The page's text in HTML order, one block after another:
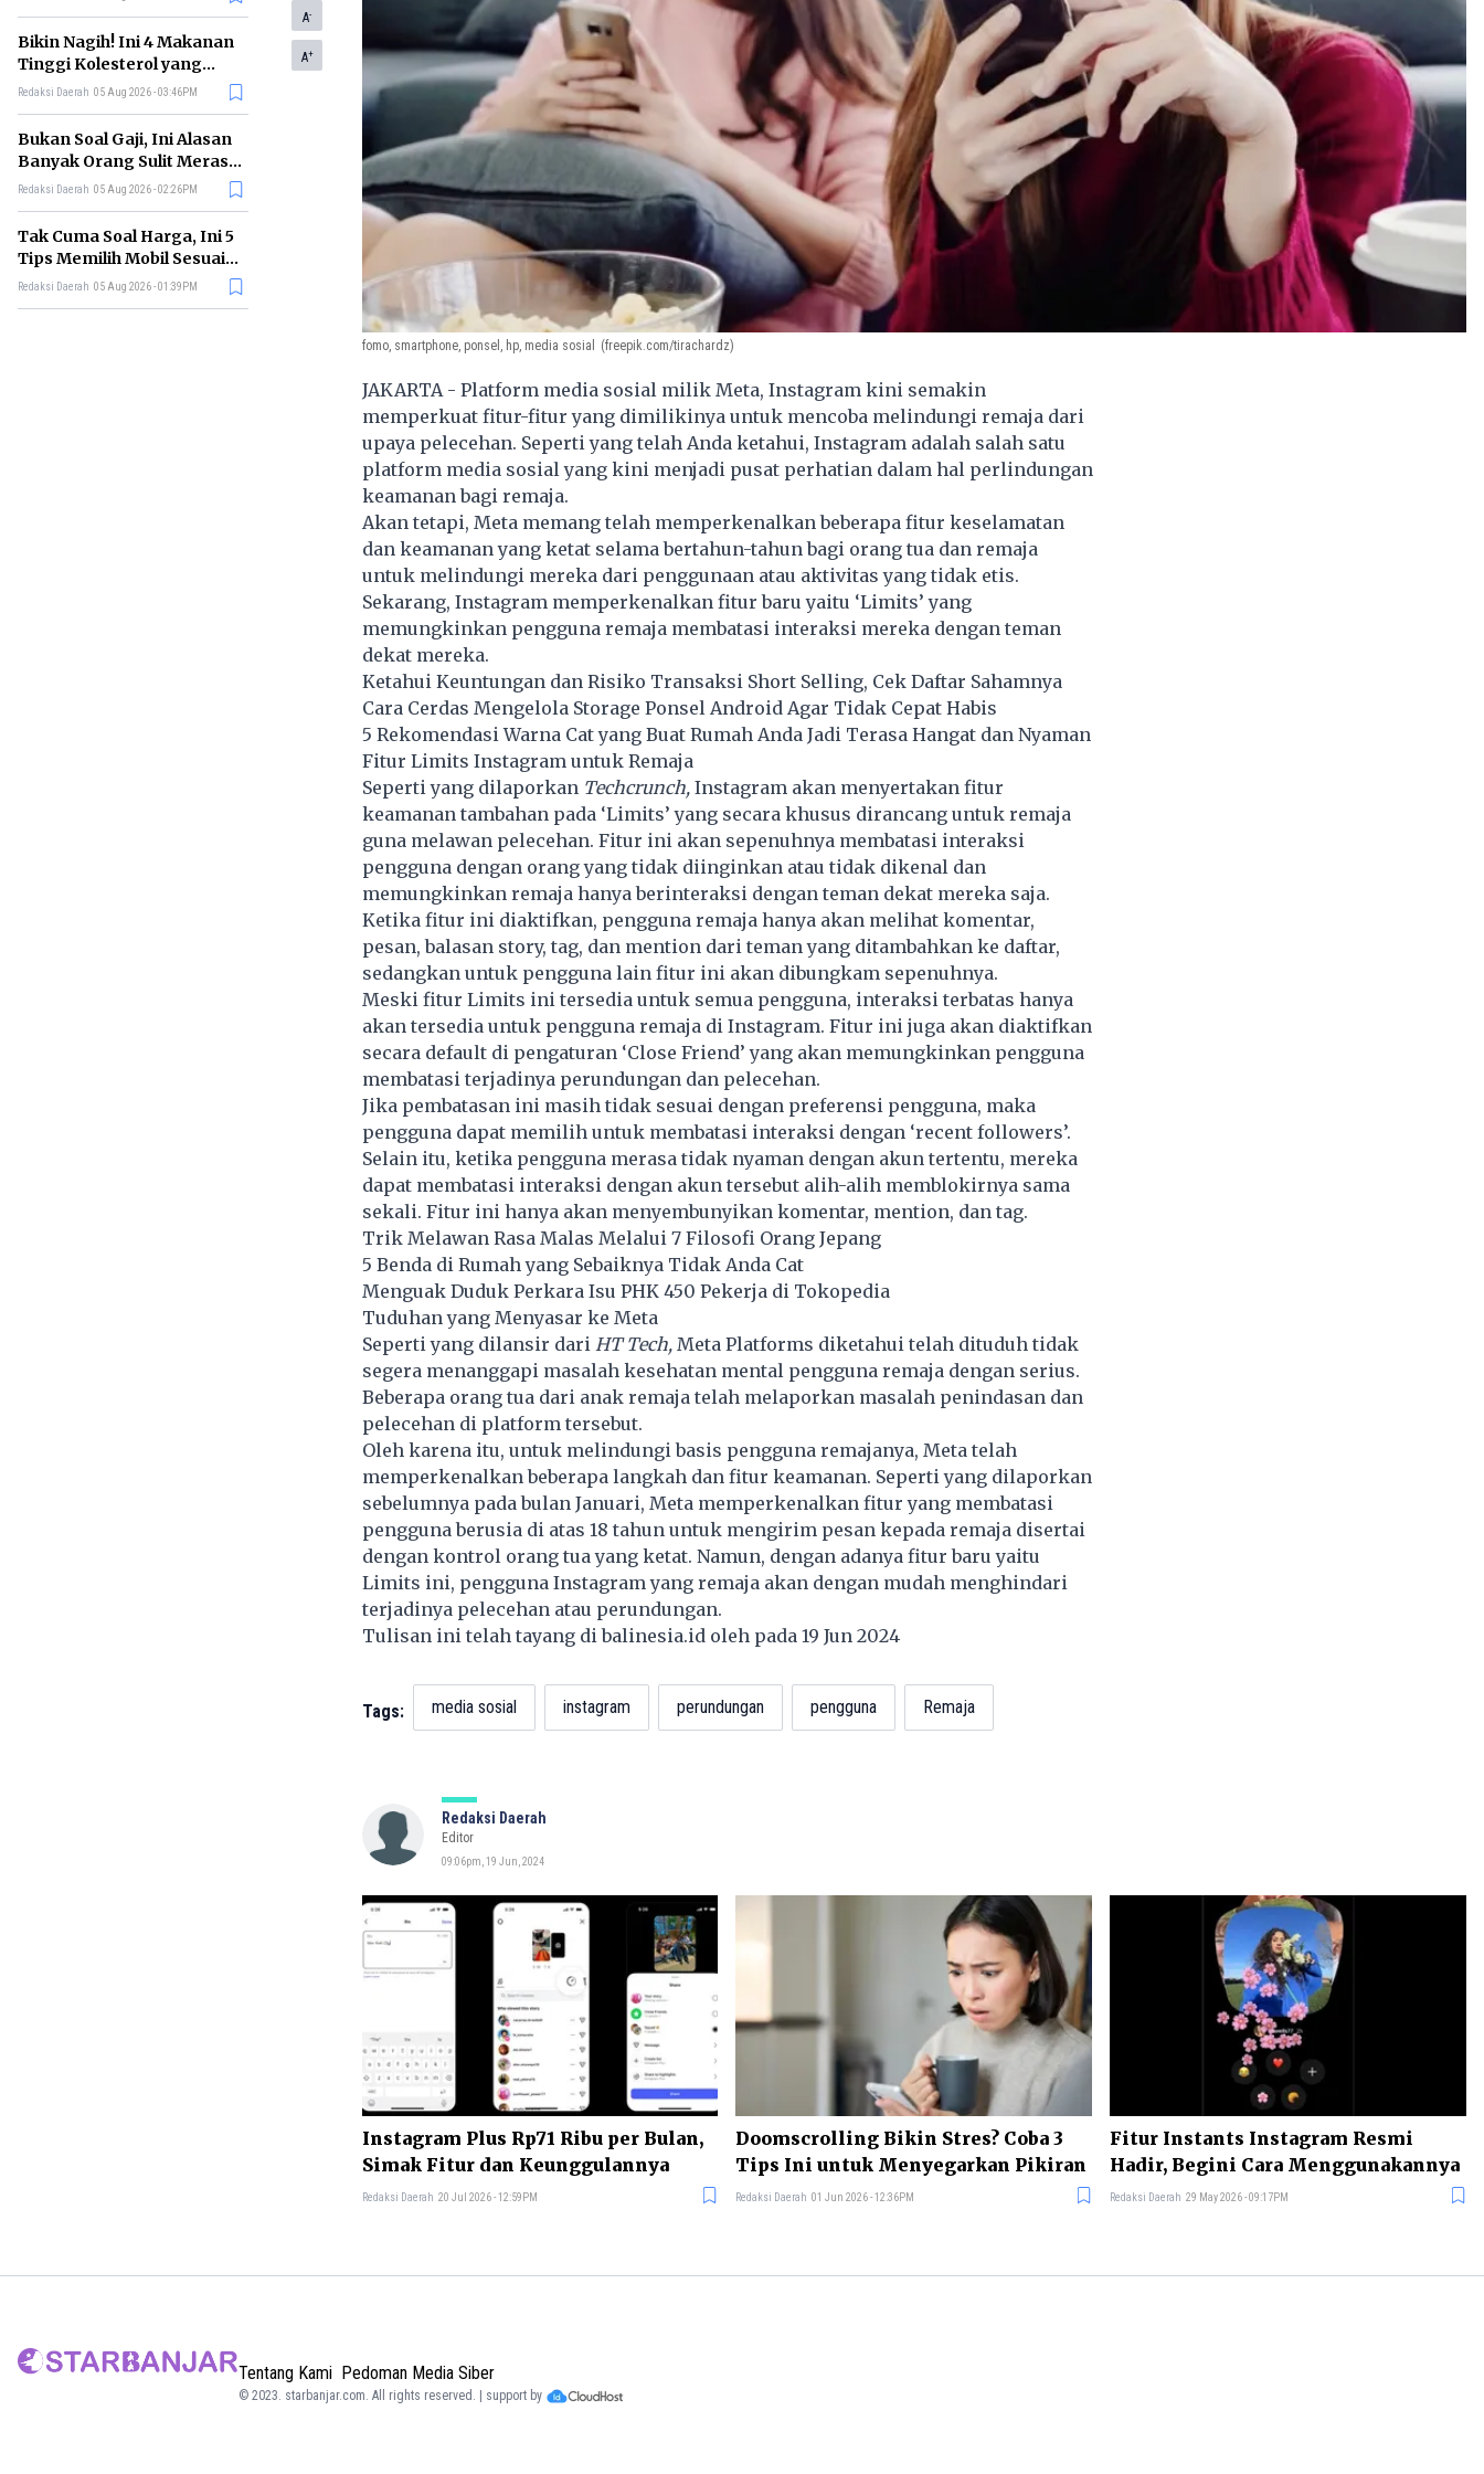
Bikin Nagih! Ini 4 Makanan
Tinggi Kolesterol yang
Sebaiknya Dikurangi
Redaksi Daerah 05 Aug 2026 - 03:46PM
Bukan Soal Gaji, Ini Alasan
Banyak Orang Sulit Merasa
Cukup
Redaksi Daerah 05 Aug 2026 - 02:26PM
Tak Cuma Soal Harga, Ini 5
Tips Memilih Mobil Sesuai
Kebutuhan
Redaksi Daerah 05 Aug 2026 - 01:39PM
A-
A+
fomo, smartphone, ponsel, hp, media sosial (freepik.com/tirachardz)
JAKARTA - Platform media sosial milik Meta, Instagram kini semakin
memperkuat fitur-fitur yang dimilikinya untuk mencoba melindungi remaja dari
upaya pelecehan. Seperti yang telah Anda ketahui, Instagram adalah salah satu
platform media sosial yang kini menjadi pusat perhatian dalam hal perlindungan
keamanan bagi remaja.
Akan tetapi, Meta memang telah memperkenalkan beberapa fitur keselamatan
dan keamanan yang ketat selama bertahun-tahun bagi orang tua dan remaja
untuk melindungi mereka dari penggunaan atau aktivitas yang tidak etis.
Sekarang, Instagram memperkenalkan fitur baru yaitu ‘Limits’ yang
memungkinkan pengguna remaja membatasi interaksi mereka dengan teman
dekat mereka.
Ketahui Keuntungan dan Risiko Transaksi Short Selling, Cek Daftar Sahamnya
Cara Cerdas Mengelola Storage Ponsel Android Agar Tidak Cepat Habis
5 Rekomendasi Warna Cat yang Buat Rumah Anda Jadi Terasa Hangat dan Nyaman
Fitur Limits Instagram untuk Remaja
Seperti yang dilaporkan Techcrunch, Instagram akan menyertakan fitur
keamanan tambahan pada ‘Limits’ yang secara khusus dirancang untuk remaja
guna melawan pelecehan. Fitur ini akan sepenuhnya membatasi interaksi
pengguna dengan orang yang tidak diinginkan atau tidak dikenal dan
memungkinkan remaja hanya berinteraksi dengan teman dekat mereka saja.
Ketika fitur ini diaktifkan, pengguna remaja hanya akan melihat komentar,
pesan, balasan story, tag, dan mention dari teman yang ditambahkan ke daftar,
sedangkan untuk pengguna lain fitur ini akan dibungkam sepenuhnya.
Meski fitur Limits ini tersedia untuk semua pengguna, interaksi terbatas hanya
akan tersedia untuk pengguna remaja di Instagram. Fitur ini juga akan diaktifkan
secara default di pengaturan ‘Close Friend’ yang akan memungkinkan pengguna
membatasi terjadinya perundungan dan pelecehan.
Jika pembatasan ini masih tidak sesuai dengan preferensi pengguna, maka
pengguna dapat memilih untuk membatasi interaksi dengan ‘recent followers’.
Selain itu, ketika pengguna merasa tidak nyaman dengan akun tertentu, mereka
dapat membatasi interaksi dengan akun tersebut alih-alih memblokirnya sama
sekali. Fitur ini hanya akan menyembunyikan komentar, mention, dan tag.
Trik Melawan Rasa Malas Melalui 7 Filosofi Orang Jepang
5 Benda di Rumah yang Sebaiknya Tidak Anda Cat
Menguak Duduk Perkara Isu PHK 450 Pekerja di Tokopedia
Tuduhan yang Menyasar ke Meta
Seperti yang dilansir dari HT Tech, Meta Platforms diketahui telah dituduh tidak
segera menanggapi masalah kesehatan mental pengguna remaja dengan serius.
Beberapa orang tua dari anak remaja telah melaporkan masalah penindasan dan
pelecehan di platform tersebut.
Oleh karena itu, untuk melindungi basis pengguna remajanya, Meta telah
memperkenalkan beberapa langkah dan fitur keamanan. Seperti yang dilaporkan
sebelumnya pada bulan Januari, Meta memperkenalkan fitur yang membatasi
pengguna berusia di atas 18 tahun untuk mengirim pesan kepada remaja disertai
dengan kontrol orang tua yang ketat. Namun, dengan adanya fitur baru yaitu
Limits ini, pengguna Instagram yang remaja akan dengan mudah menghindari
terjadinya pelecehan atau perundungan.
Tulisan ini telah tayang dibalinesia.id oleh pada 19 Jun 2024
Tags: media sosial instagram perundungan pengguna Remaja
Redaksi Daerah
Editor
09:06pm, 19 Jun, 2024
Instagram Plus Rp71 Ribu per Bulan,
Simak Fitur dan Keunggulannya
Redaksi Daerah 20 Jul 2026 - 12:59PM
Doomscrolling Bikin Stres? Coba 3
Tips Ini untuk Menyegarkan Pikiran
Redaksi Daerah 01 Jun 2026 - 12:36PM
Fitur Instants Instagram Resmi
Hadir, Begini Cara Menggunakannya
Redaksi Daerah 29 May 2026 - 09:17PM
Tentang Kami Pedoman Media Siber
© 2023. starbanjar.com. All rights reserved. | support by